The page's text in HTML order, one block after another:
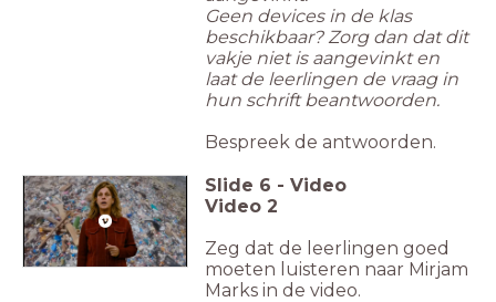
Geen devices in de klas
beschikbaar? Zorg dan dat dit
vakje niet is aangevinkt en
laat de leerlingen de vraag in
hun schrift beantwoorden.
Bespreek de antwoorden.
Slide 6 - Video
Video 2
Zeg dat de leerlingen goed
moeten luisteren naar Mirjam
Marks in de video.